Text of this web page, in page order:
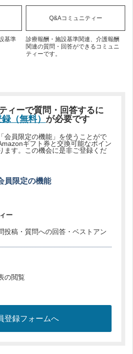
基準
Q&Aコミュニティー
診療報酬・施設基準関連、介護報酬
関連の質問・回答ができるコミュニ
ティーです。
ィーで質問・回答するに
（無料） が必要です
会員限定の機能」を使うことがで
ギフト券と交換可能なポイン
ます。この機会に是非ご登録くだ
員限定の機能
ー
投稿・質問への回答・ベストアン
の閲覧
登録フォームへ